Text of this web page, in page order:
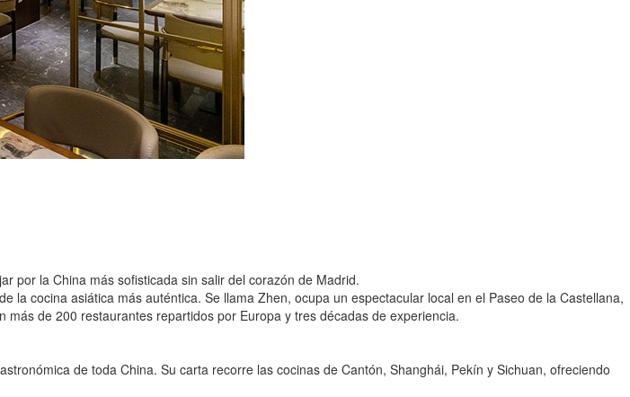
por la China más sofisticada sin salir del corazón de Madrid.
cocina asiática más auténtica. Se llama Zhen, ocupa un espectacular local en el Paseo de la Castellana,
de 200 restaurantes repartidos por Europa y tres décadas de experiencia.
de toda China. Su carta recorre las cocinas de Cantón, Shanghái, Pekín y Sichuan, ofreciendo